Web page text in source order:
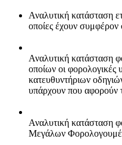
Αναλυτική κατάσταση
οποίες έχουν
Αναλυτική
οποίων οι φορολογικές
κατευθυντήριων
υπάρχουν που αφορούν
Αναλυτική κατάσταση
Μεγάλων